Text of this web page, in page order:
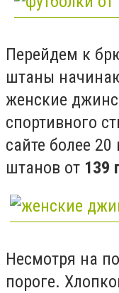
Перейдем к
штаны
женские
спортивного
сайте более
штанов от 139
Несмотря на
пороге.